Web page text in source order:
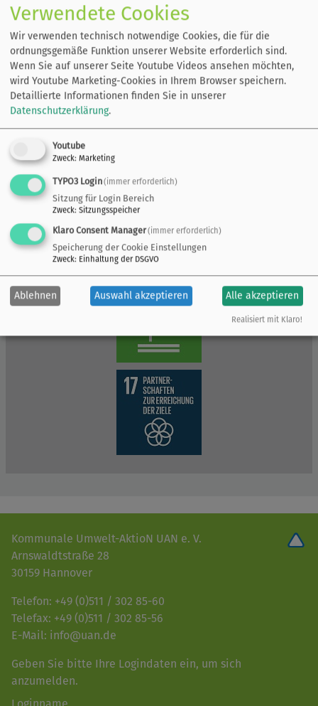
Kommunale Umwelt-AktioN UAN e. V.
Arnswaldtstraße 28
30159 Hannover
Telefon: +49 (0)511 / 302 85-60
Telefax: +49 (0)511 / 302 85-56
E-Mail: info@uan.de
Geben Sie bitte Ihre Logindaten ein, um sich
anzumelden.
Verwendete Cookies
Wir verwenden technisch notwendige Cookies, die für die
ordnungsgemäße Funktion unserer Website erforderlich sind.
Wenn Sie auf unserer Seite Youtube Videos ansehen möchten,
wird Youtube Marketing-Cookies in Ihrem Browser speichern.
Detaillierte Informationen finden Sie in unserer
Datenschutzerklärung.
Youtube
Zweck: Marketing
TYPO3 Login(immer erforderlich)
Sitzung für Login Bereich
Zweck: Sitzungsspeicher
Klaro Consent Manager(immer erforderlich)
Speicherung der Cookie Einstellungen
Zweck: Einhaltung der DSGVO
Ablehnen Auswahl akzeptieren Alle akzeptieren
Realisiert mit Klaro!